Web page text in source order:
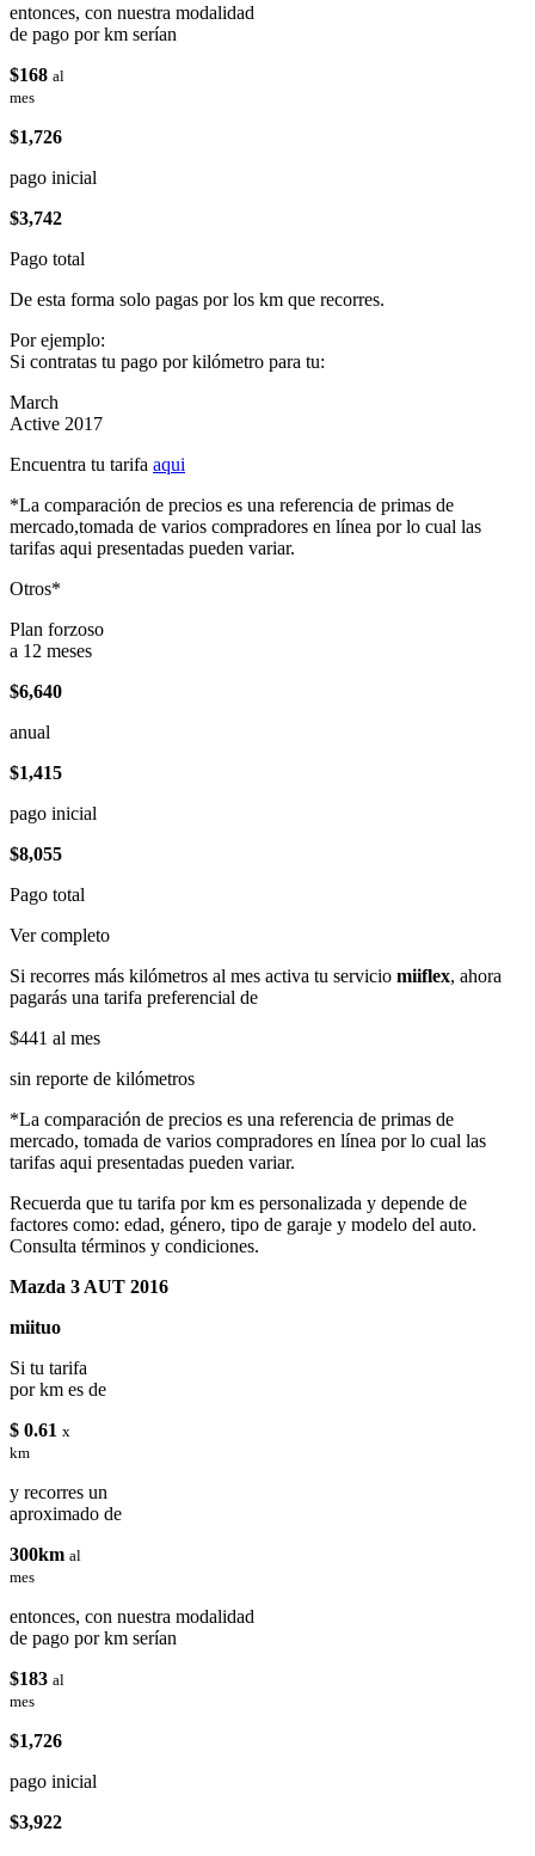
entonces, con nuestra modalidad
de pago por km serían
$168 al
mes
$1,726
pago inicial
$3,742
Pago total
De esta forma solo pagas por los km que recorres.
Por ejemplo:
Si contratas tu pago por kilómetro para tu:
March
Active 2017
Encuentra tu tarifa aqui
*La comparación de precios es una referencia de primas de
mercado,tomada de varios compradores en línea por lo cual las
tarifas aqui presentadas pueden variar.
Otros*
Plan forzoso
a 12 meses
$6,640
anual
$1,415
pago inicial
$8,055
Pago total
Ver completo
Si recorres más kilómetros al mes activa tu servicio miiflex, ahora
pagarás una tarifa preferencial de
$441 al mes
sin reporte de kilómetros
*La comparación de precios es una referencia de primas de
mercado, tomada de varios compradores en línea por lo cual las
tarifas aqui presentadas pueden variar.
Recuerda que tu tarifa por km es personalizada y depende de
factores como: edad, género, tipo de garaje y modelo del auto.
Consulta términos y condiciones.
Mazda 3 AUT 2016
miituo
Si tu tarifa
por km es de
$ 0.61 x
km
y recorres un
aproximado de
300km al
mes
entonces, con nuestra modalidad
de pago por km serían
$183 al
mes
$1,726
pago inicial
$3,922